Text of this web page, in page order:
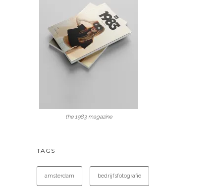
the 1983 magazine
TAGS
amsterdam bedrijfsfotografie